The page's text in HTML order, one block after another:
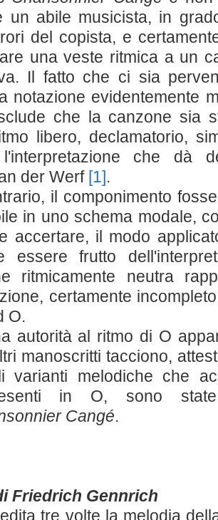
un abile musicista, in
del copista, e
una veste ritmica a un
Il fatto che ci sia
notazione evidentemente
che la canzone sia
libero, declamatorio,
che dà
der Werf[1].
il componimento
in uno schema modale,
accertare, il modo
essere frutto
ritmicamente neutra
certamente
O.
autorità al ritmo di O
manoscritti tacciono,
varianti melodiche che
in O, sono
Cangé.
Friedrich Gennrich
tre volte la melodia